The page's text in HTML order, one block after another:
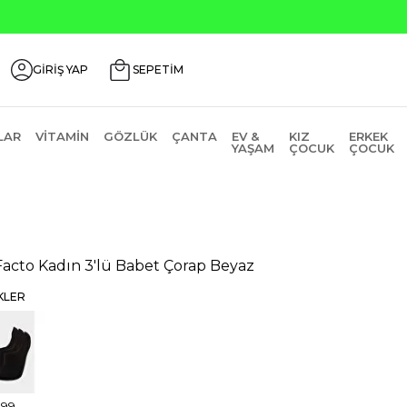
GİRİŞ YAP SEPETİM
VITAMIN GÖZLÜK ÇANTA
EV &
YAŞAM
KIZ
ÇOCUK
ERKEK
ÇOCUK
Kadın 3'lü Babet Çorap Beyaz